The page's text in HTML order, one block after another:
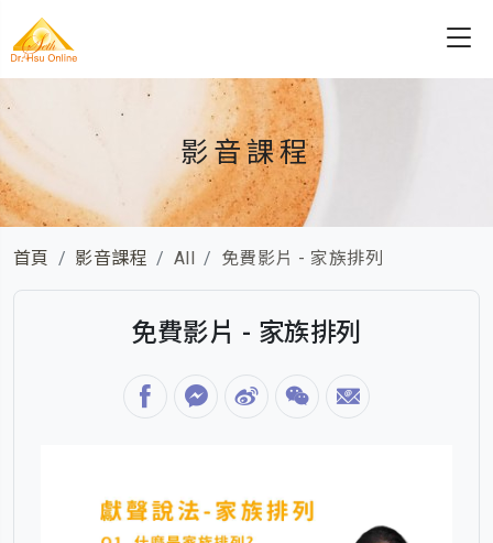
影音課程
首頁 影音課程 All 免費影片 - 家族排列
免費影片 - 家族排列